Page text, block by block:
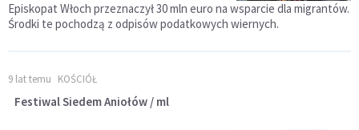
Episkopat Włoch przeznaczył 30 mln euro na wsparcie dla migrantów.
Środki te pochodzą z odpisów podatkowych wiernych.
9 lat temu KOŚCIÓŁ
Festiwal Siedem Aniołów / ml